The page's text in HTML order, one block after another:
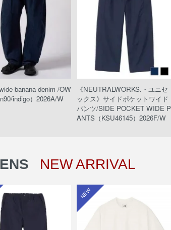
banana denim /OW
indigo）2026A/W
《NEUTRALWORKS.・ユニセ
ックス》サイドポケットワイド
パンツ/SIDE POCKET WIDE P
ANTS（KSU46145）2026F/W
NEW ARRIVAL
NEW